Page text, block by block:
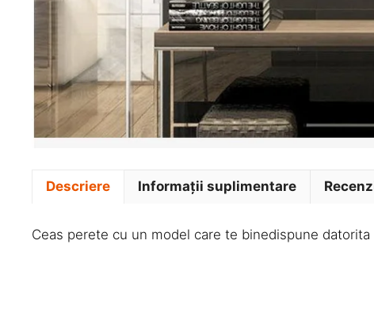
Descriere Informații suplimentare
Ceas perete cu un model care te binedispune